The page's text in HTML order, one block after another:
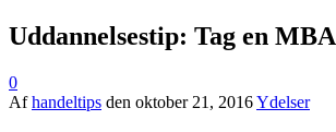
Uddannelsestip: Tag en MBA
0
Afhandeltips den oktober 21, 2016Ydelser